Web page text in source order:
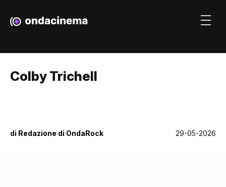
Colby Trichell
di Redazione di OndaRock 29-05-2026